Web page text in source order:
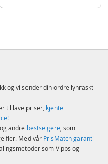
og vi sender din ordre lynraskt
til lave priser, kjente
og andre bestselgere, som
fler. Med vår PrisMatch garanti
som Vipps og